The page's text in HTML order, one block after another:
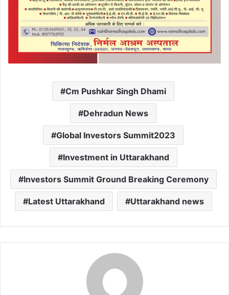
Cm Pushkar Singh Dhami
Dehradun News
Global Investors Summit2023
Investment in Uttarakhand
Investors Summit Ground Breaking Ceremony
Latest Uttarakhand Uttarakhand news